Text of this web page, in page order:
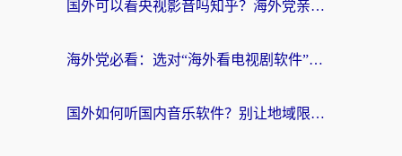
国外可以看央视影音吗知乎？海外党亲测有效的回国加速方案
海外党必看：选对“海外看电视剧软件”，再也不用愁国内剧刷不了
国外如何听国内音乐软件？别让地域限制，断了你的中文歌单